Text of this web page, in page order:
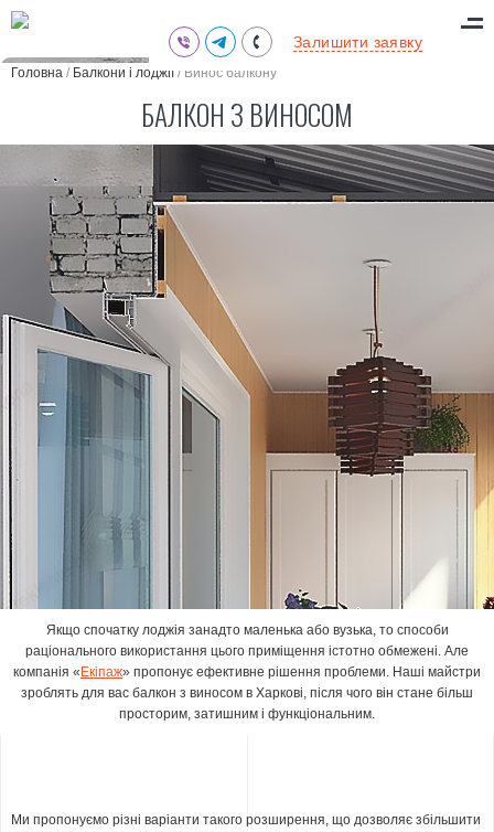
(095) 711-77-47
(097) 773-73-71
Залишити заявку
Головна / Балкони і лоджії / Винос балкону
БАЛКОН З ВИНОСОМ
Якщо спочатку лоджія занадто маленька або вузька, то способи
раціонального використання цього приміщення істотно обмежені. Але
компанія « Екіпаж» пропонує ефективне рішення проблеми. Наші майстри
зроблять для вас балкон з виносом в Харкові, після чого він стане більш
просторим, затишним і функціональним.
Ми пропонуємо різні варіанти такого розширення, що дозволяє збільшити